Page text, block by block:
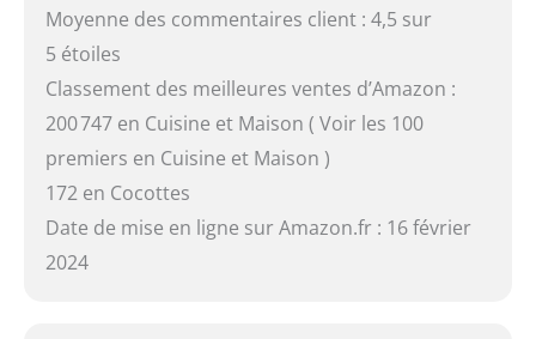
Moyenne des commentaires client : 4,5 sur
5 étoiles
Classement des meilleures ventes d’Amazon :
200 747 en Cuisine et Maison ( Voir les 100
premiers en Cuisine et Maison )
172 en Cocottes
Date de mise en ligne sur Amazon.fr : 16 février
2024